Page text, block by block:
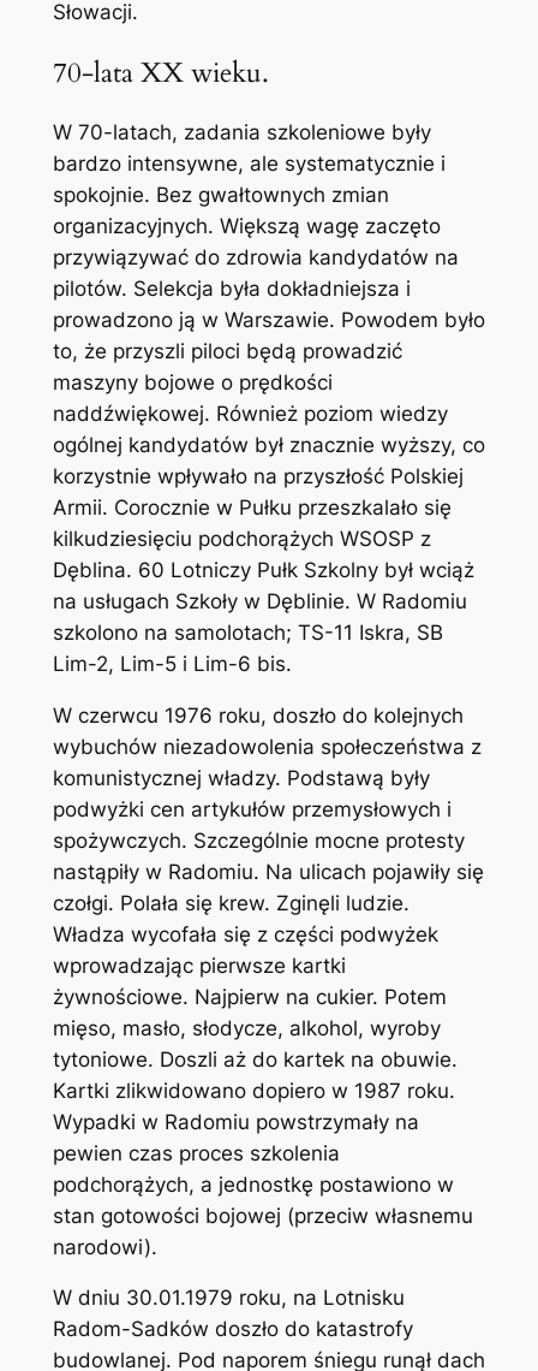
Słowacji.
70-lata XX wieku.
W 70-latach, zadania szkoleniowe były
bardzo intensywne, ale systematycznie i
spokojnie. Bez gwałtownych zmian
organizacyjnych. Większą wagę zaczęto
przywiązywać do zdrowia kandydatów na
pilotów. Selekcja była dokładniejsza i
prowadzono ją w Warszawie. Powodem było
to, że przyszli piloci będą prowadzić
maszyny bojowe o prędkości
naddźwiękowej. Również poziom wiedzy
ogólnej kandydatów był znacznie wyższy, co
korzystnie wpływało na przyszłość Polskiej
Armii. Corocznie w Pułku przeszkalało się
kilkudziesięciu podchorążych WSOSP z
Dęblina. 60 Lotniczy Pułk Szkolny był wciąż
na usługach Szkoły w Dęblinie. W Radomiu
szkolono na samolotach; TS-11 Iskra, SB
Lim-2, Lim-5 i Lim-6 bis.
W czerwcu 1976 roku, doszło do kolejnych
wybuchów niezadowolenia społeczeństwa z
komunistycznej władzy. Podstawą były
podwyżki cen artykułów przemysłowych i
spożywczych. Szczególnie mocne protesty
nastąpiły w Radomiu. Na ulicach pojawiły się
czołgi. Polała się krew. Zginęli ludzie.
Władza wycofała się z części podwyżek
wprowadzając pierwsze kartki
żywnościowe. Najpierw na cukier. Potem
mięso, masło, słodycze, alkohol, wyroby
tytoniowe. Doszli aż do kartek na obuwie.
Kartki zlikwidowano dopiero w 1987 roku.
Wypadki w Radomiu powstrzymały na
pewien czas proces szkolenia
podchorążych, a jednostkę postawiono w
stan gotowości bojowej (przeciw własnemu
narodowi).
W dniu 30.01.1979 roku, na Lotnisku
Radom-Sadków doszło do katastrofy
budowlanej. Pod naporem śniegu runął dach